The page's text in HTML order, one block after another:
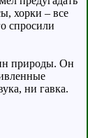
хорки – все
спросили
природы. Он
ни гавка.